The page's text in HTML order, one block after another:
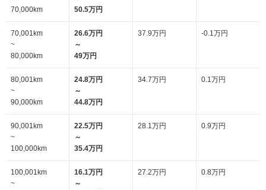
70,000km
50.5万円
70,001km
~
80,000km
26.6万円
～
49万円
37.9万円 -0.1万円
80,001km
~
90,000km
24.8万円
～
44.8万円
34.7万円 0.1万円
90,001km
~
100,000km
22.5万円
～
35.4万円
28.1万円 0.9万円
100,001km
~
16.1万円
～
27.2万円 0.8万円